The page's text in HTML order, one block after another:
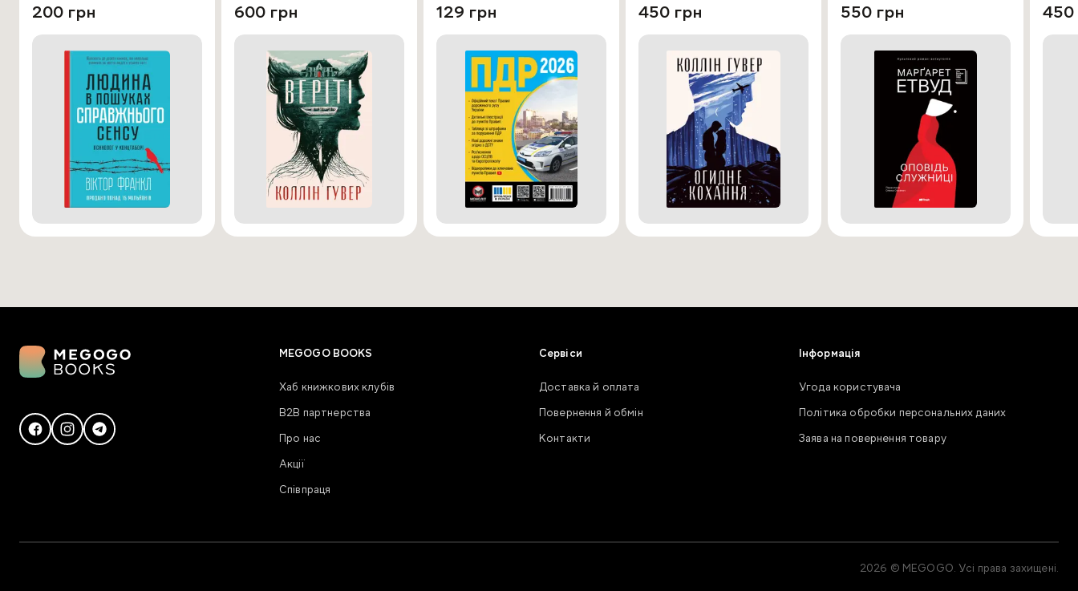
200 грн
600 грн 129 грн 450 грн 550 грн 450
MEGOGO BOOKS
Хаб книжкових клубів
В2В партнерства
Про нас
Акції
Співпраця
Сервіси
Доставка й оплата
Повернення й обмін
Контакти
Інформація
Угода користувача
Політика обробки персональних даних
Заява на повернення товару
2026 © MEGOGO. Усі права захищені.